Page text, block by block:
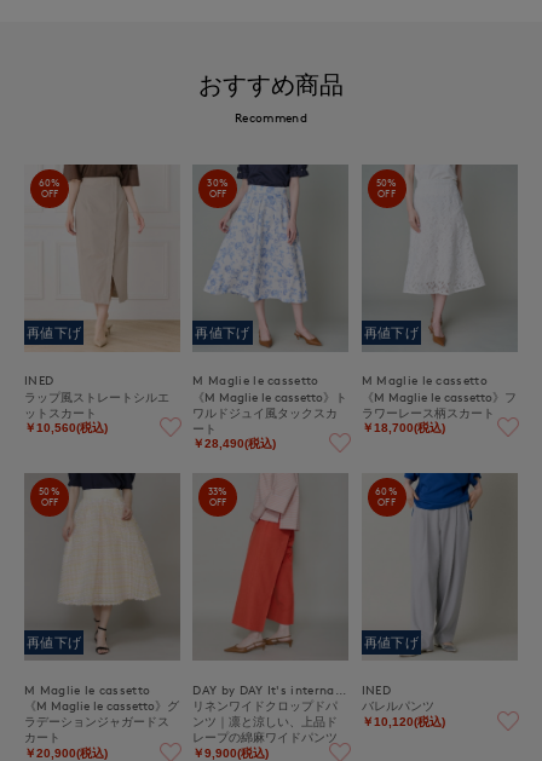
おすすめ商品
Recommend
60%
OFF
再値下げ
INED
ラップ風ストレートシルエ
ットスカート
￥10,560(税込)
30%
OFF
再値下げ
M Maglie le cassetto
《M Maglie le cassetto》ト
ワルドジュイ風タックスカ
ート
￥28,490(税込)
50%
OFF
再値下げ
M Maglie le cassetto
《M Maglie le cassetto》フ
ラワーレース柄スカート
￥18,700(税込)
50%
OFF
再値下げ
M Maglie le cassetto
《M Maglie le cassetto》グ
ラデーションジャガードス
カート
￥20,900(税込)
33%
OFF
リネンワイドクロップドパ
ンツ｜凛と涼しい、上品ド
レープの綿麻ワイドパンツ
￥9,900(税込)
60%
OFF
再値下げ
INED
バレルパンツ
￥10,120(税込)